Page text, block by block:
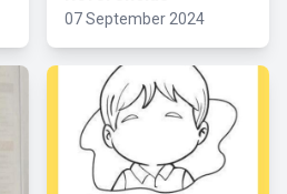
07 September 2024